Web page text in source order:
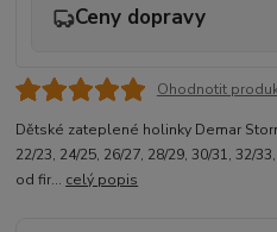
Ceny dopravy
Ohodnotit
Dětské zateplené holinky Demar
22/23, 24/25, 26/27, 28/29, 30/31, 32/
od fir... celý popis